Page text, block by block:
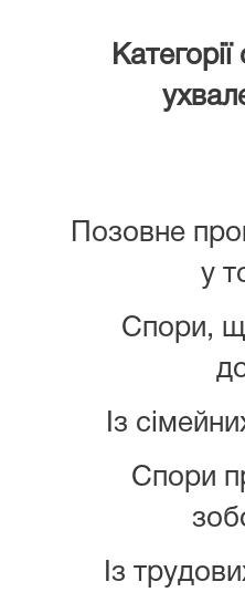
Позовне
у
Спори,
Із
Спори
Із